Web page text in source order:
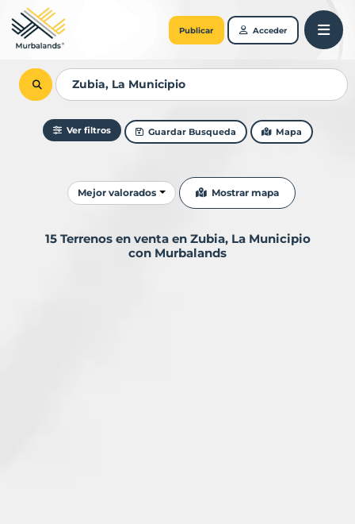
Publicar Acceder
Ver filtros Guardar Busqueda Mapa
Ordenar resultados
Mejor valorados Mostrar mapa
15 Terrenos en venta en Zubia, La Municipio
con Murbalands